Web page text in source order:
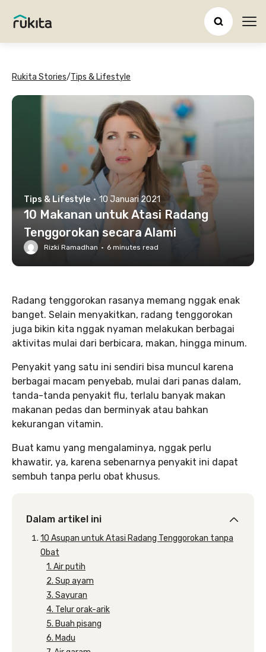
Rukita Stories/Tips & Lifestyle
Tips & Lifestyle · 10 Januari 2021
10 Makanan untuk Atasi Radang
Tenggorokan secara Alami
Rizki Ramadhan · 6 minutes read
Radang tenggorokan rasanya memang nggak enak
banget. Selain menyakitkan, radang tenggorokan
juga bikin kita nggak nyaman melakukan berbagai
aktivitas mulai dari berbicara, makan, hingga minum.
Penyakit yang satu ini sendiri bisa muncul karena
berbagai macam penyebab, mulai dari panas dalam,
tanda-tanda penyakit flu, terlalu banyak makan
makanan pedas dan berminyak atau bahkan
kekurangan vitamin.
Buat kamu yang mengalaminya, nggak perlu
khawatir, ya, karena sebenarnya penyakit ini dapat
sembuh tanpa perlu obat khusus.
Dalam artikel ini
10 Asupan untuk Atasi Radang Tenggorokan tanpa
Obat
1. Air putih
2. Sup ayam
3. Sayuran
4. Telur orak-arik
5. Buah pisang
6. Madu